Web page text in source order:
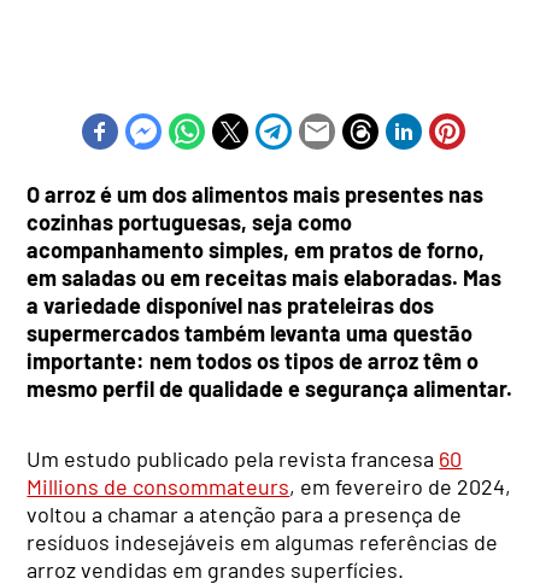
O arroz é um dos alimentos mais presentes nas
cozinhas portuguesas, seja como
acompanhamento simples, em pratos de forno,
em saladas ou em receitas mais elaboradas. Mas
a variedade disponível nas prateleiras dos
supermercados também levanta uma questão
importante: nem todos os tipos de arroz têm o
mesmo perfil de qualidade e segurança alimentar.
Um estudo publicado pela revista francesa 60
Millions de consommateurs, em fevereiro de 2024,
voltou a chamar a atenção para a presença de
resíduos indesejáveis em algumas referências de
arroz vendidas em grandes superfícies.